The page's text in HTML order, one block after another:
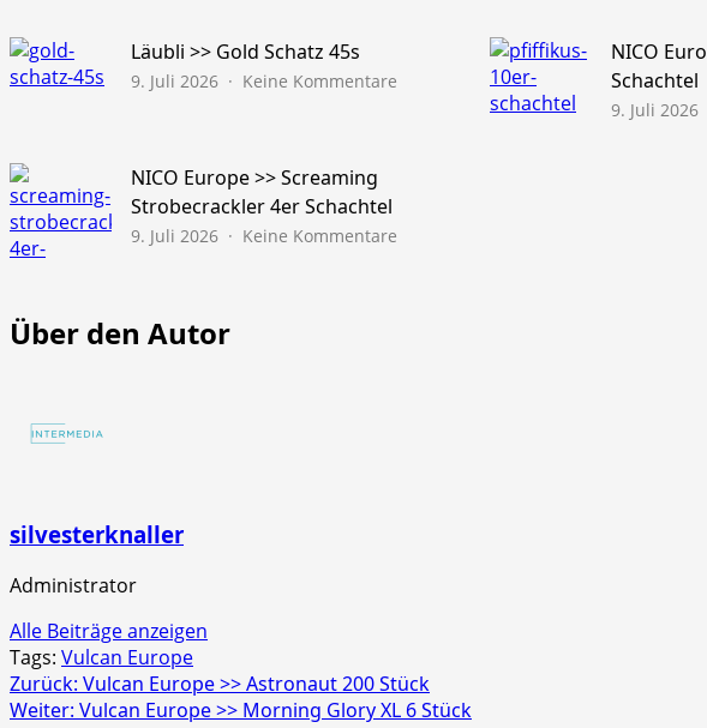
Läubli >> Gold Schatz 45s
9. Juli 2026 Keine Kommentare
NICO
Schachtel
9. Juli 2026
NICO Europe >> Screaming
Strobecrackler 4er Schachtel
9. Juli 2026 Keine Kommentare
Über den Autor
silvesterknaller
Administrator
Alle Beiträge anzeigen
Tags: Vulcan Europe
Beitragsnavigation
Zurück: Vulcan Europe >> Astronaut 200 Stück
Weiter: Vulcan Europe >> Morning Glory XL 6 Stück